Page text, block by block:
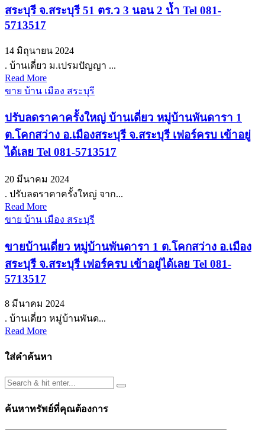
สระบุรี จ.สระบุรี 51 ตร.ว 3 นอน 2 น้ำ Tel 081-
5713517
14 มิถุนายน 2024
. บ้านเดี่ยว ม.เปรมปัญญา ...
Read More
ขาย บ้าน เมือง สระบุรี
ปรับลดราคาครั้งใหญ่ บ้านเดี่ยว หมู่บ้านพันดารา 1
ต.โคกสว่าง อ.เมืองสระบุรี จ.สระบุรี เฟอร์ครบ เข้าอยู่
ได้เลย Tel 081-5713517
20 มีนาคม 2024
. ปรับลดราคาครั้งใหญ่ จาก...
Read More
ขาย บ้าน เมือง สระบุรี
ขายบ้านเดี่ยว หมู่บ้านพันดารา 1 ต.โคกสว่าง อ.เมือง
สระบุรี จ.สระบุรี เฟอร์ครบ เข้าอยู่ได้เลย Tel 081-
5713517
8 มีนาคม 2024
. บ้านเดี่ยว หมู่บ้านพันด...
Read More
ใส่คำค้นหา
ค้นหาทรัพย์ที่คุณต้องการ